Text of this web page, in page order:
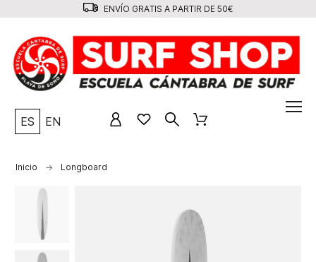
ENVÍO GRATIS A PARTIR DE 50€
ES EN
Inicio Longboard